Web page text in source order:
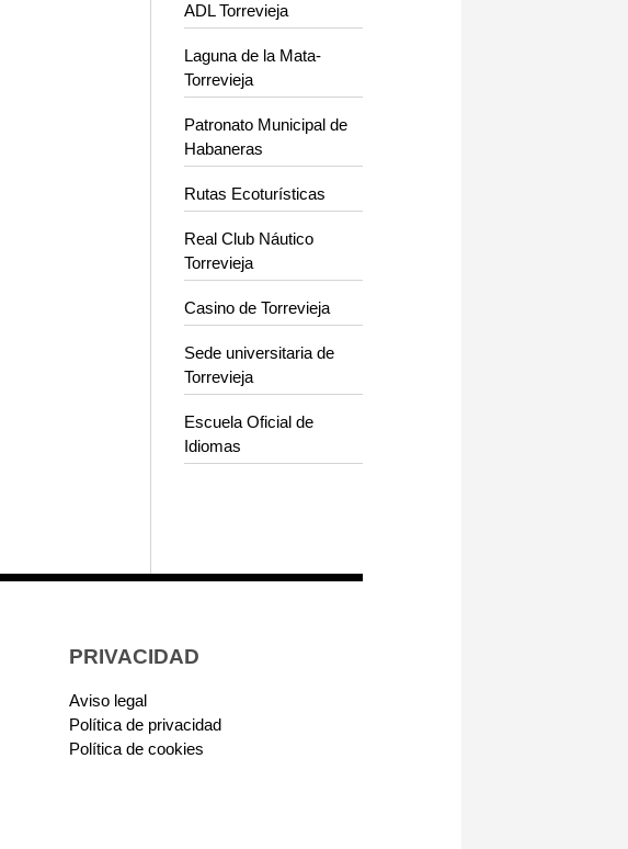
ADL Torrevieja
Laguna de la Mata-
Torrevieja
Patronato Municipal de
Habaneras
Rutas Ecoturísticas
Real Club Náutico
Torrevieja
Casino de Torrevieja
Sede universitaria de
Torrevieja
Escuela Oficial de
Idiomas
PRIVACIDAD
Aviso legal
Política de privacidad
Política de cookies